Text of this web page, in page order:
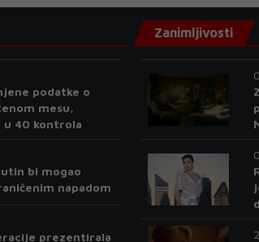
podatke o
mesu,
40 kontrola
bi mogao
napadom
prezentirala
Zanimljivosti